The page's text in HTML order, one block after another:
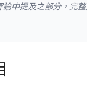
中提及之部分，完